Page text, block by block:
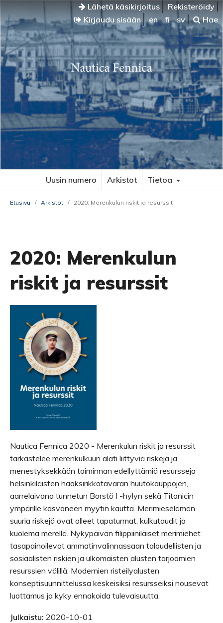
Lähetä käsikirjoitus
Rekisteröidy
Kirjaudu sisään
en fi sv Hae
Uusin numero Arkistot Tietoa
Etusivu / Arkistot / 2020: Merenkulun riskit ja resurssit
2020: Merenkulun
riskit ja resurssit
Nautica Fennica 2020 - Merenkulun riskit ja resurssit
tarkastelee merenkulkuun alati liittyviä riskejä ja
menestyksekkään toiminnan edellyttämiä resursseja
helsinkiläisten haaksirikkotavaran huutokauppojen,
aarrelaivana tunnetun Borstö I -hylyn sekä Titanicin
ympärille kasvaneen myytin kautta. Merimieselämän
suuria riskejä ovat olleet tapaturmat, kulkutaudit ja
kuolema merellä. Nykypäivän filippiiniläiset merimiehet
tasapainoilevat ammatinvalinnassaan taloudellisten ja
sosiaalisten riskien ja ulkomaisten alusten tarjoamien
resurssien välillä. Modernien risteilyalusten
konseptisuunnittelussa keskeisiksi resursseiksi nousevat
luottamus ja kyky ennakoida tulevaisuutta.
Julkaistu: 2020-10-01